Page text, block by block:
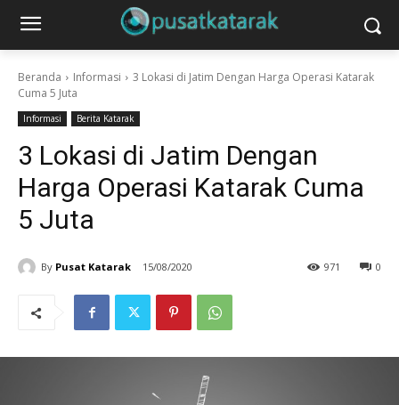
Beranda Informasi
3 Lokasi di Jatim Dengan Harga Operasi Katarak
Cuma 5 Juta
Informasi Berita Katarak
3 Lokasi di Jatim Dengan
Harga Operasi Katarak Cuma
5 Juta
By Pusat Katarak 15/08/2020 0
971